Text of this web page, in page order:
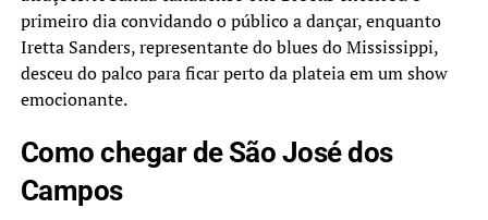
primeiro dia convidando o público a dançar, enquanto
Iretta Sanders, representante do blues do Mississippi,
desceu do palco para ficar perto da plateia em um show
emocionante.
Como chegar de São José dos
Campos